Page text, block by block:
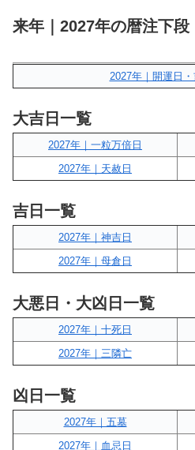
来年｜2027年の暦注下段
2027年｜開運日
大吉日一覧
2027年｜一粒万倍日
2027年｜天赦日
吉日一覧
2027年｜神吉日
2027年｜母倉日
大悪日・大凶日一覧
2027年｜十死日
2027年｜三隣亡
凶日一覧
2027年｜五墓
2027年｜血忌日